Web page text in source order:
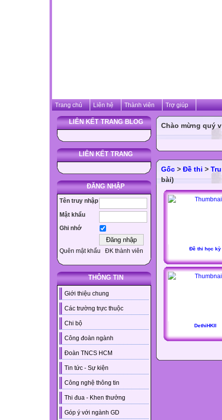
Trang chủ Liên hệ Thành viên Trợ giúp
LIÊN KẾT TRANG BLOG
LIÊN KẾT TRANG
ĐĂNG NHẬP
Tên truy nhập
Mật khẩu
Ghi nhớ
Quên mật khẩu ĐK thành viên
THÔNG TIN
Giới thiệu chung
Các trường trực thuộc
Chi bộ
Công đoàn ngành
Đoàn TNCS HCM
Tin tức - Sự kiện
Công nghệ thông tin
Thi đua - Khen thưởng
Góp ý với ngành GD
Chào mừng quý
Gốc > Đề thi >
bài)
Đề thi học kỳ
DethiHKII